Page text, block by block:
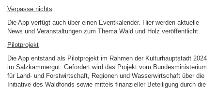
Verpasse nichts
Die App verfügt auch über einen Eventkalender. Hier werden aktuelle
News und Veranstaltungen zum Thema Wald und Holz veröffentlicht.
Pilotprojekt
Die App entstand als Pilotprojekt im Rahmen der Kulturhauptstadt 2024
im Salzkammergut. Gefördert wird das Projekt vom Bundesministerium
für Land- und Forstwirtschaft, Regionen und Wasserwirtschaft über die
Initiative des Waldfonds sowie mittels finanzieller Beteiligung durch die